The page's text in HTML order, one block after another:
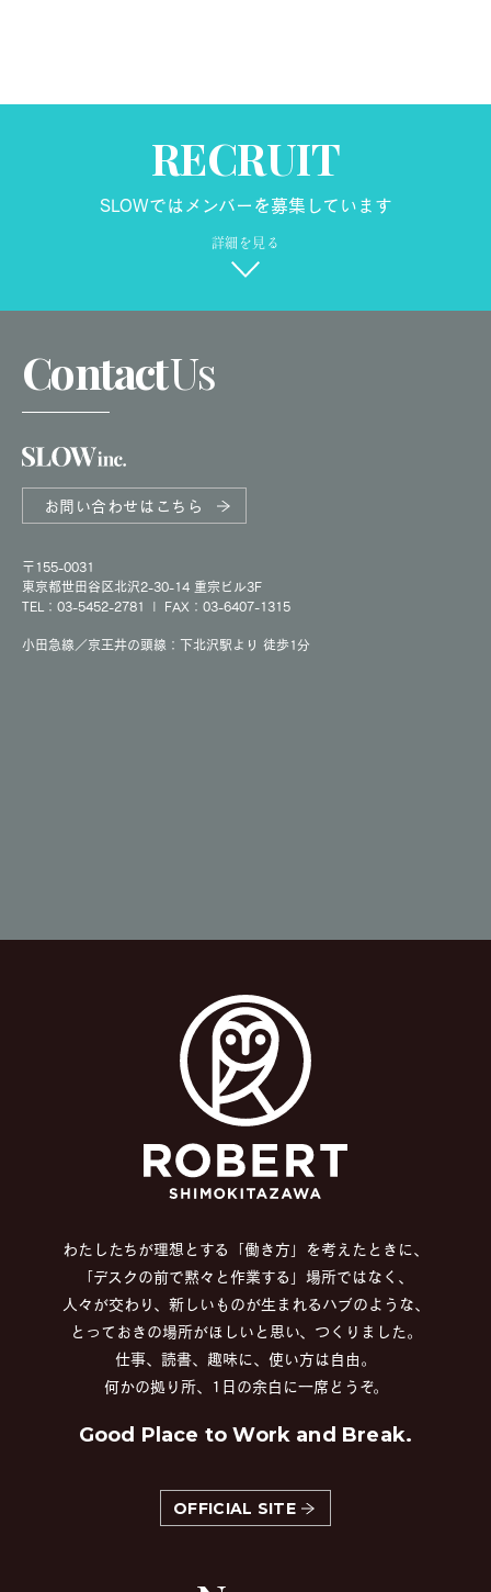
RECRUIT
SLOWではメンバーを募集しています
詳細を見る
ContactUs
お問い合わせはこちら
〒155-0031
東京都世田谷区北沢2-30-14 重宗ビル3F
TEL：03-5452-2781
FAX：03-6407-1315
小田急線／京王井の頭線：下北沢駅より 徒歩1分
わたしたちが理想とする「働き方」を考えたときに、
「デスクの前で黙々と作業する」場所ではなく、
人々が交わり、新しいものが生まれるハブのような、
とっておきの場所がほしいと思い、つくりました。
仕事、読書、趣味に、使い方は自由。
何かの拠り所、1日の余白に一席どうぞ。
Good Place to Work and Break.
OFFICIAL SITE